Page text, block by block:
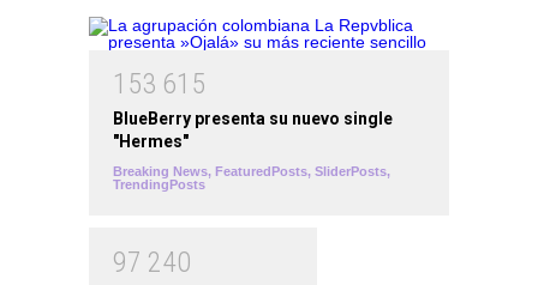
1 53 61 5
BlueBerry presenta su nuevo single
"Hermes"
Breaking News, FeaturedPosts, SliderPosts,
TrendingPosts
97 240